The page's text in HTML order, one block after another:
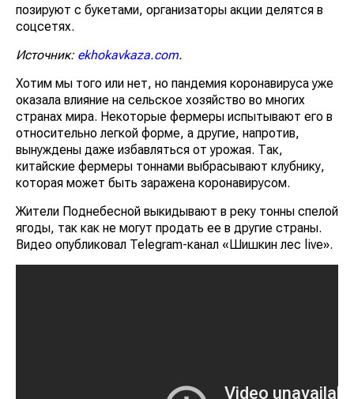
позируют с букетами, организаторы акции делятся в
соцсетях.
Источник: ekhokavkaza.com.
Хотим мы того или нет, но пандемия коронавируса уже
оказала влияние на сельское хозяйство во многих
странах мира. Некоторые фермеры испытывают его в
относительно легкой форме, а другие, напротив,
вынуждены даже избавляться от урожая. Так,
китайские фермеры тоннами выбрасывают клубнику,
которая может быть заражена коронавирусом.
Жители Поднебесной выкидывают в реку тонны спелой
ягоды, так как не могут продать ее в другие страны.
Видео опубликовал Telegram-канал «Шишкин лес live».